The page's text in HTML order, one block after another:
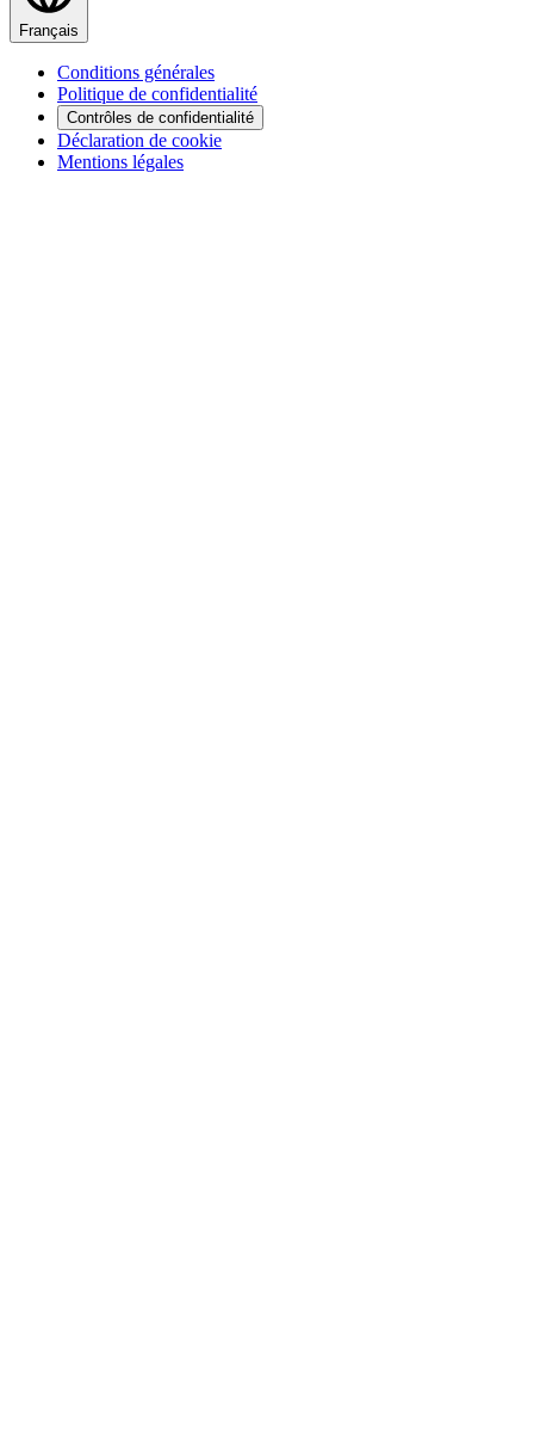
Français
Conditions générales
Politique de confidentialité
Contrôles de confidentialité
Déclaration de cookie
Mentions légales